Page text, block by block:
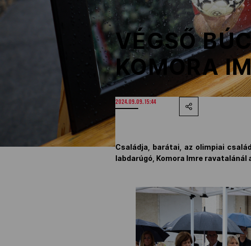
VÉGSŐ
KOMORA
2024.09.09. 15:44
Családja, barátai, az olimpiai
labdarúgó, Komora Imre